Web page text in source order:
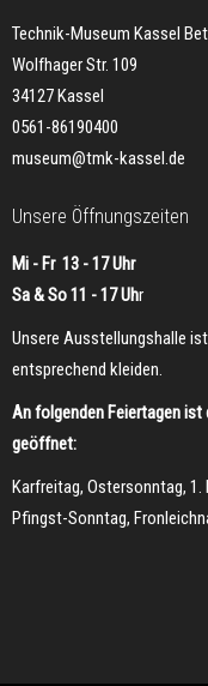
Technik-Museum Kassel
Wolfhager Str. 109
34127 Kassel
0561-86190400
museum@tmk-kassel.de
Unsere Öffnungszeiten
Mi - Fr 13 - 17 Uhr
Sa & So 11 - 17 Uhr
Unsere Ausstellungshalle
entsprechend kleiden.
An folgenden Feiertagen ist
geöffnet:
Karfreitag, Ostersonntag, 1.
Pfingst-Sonntag,